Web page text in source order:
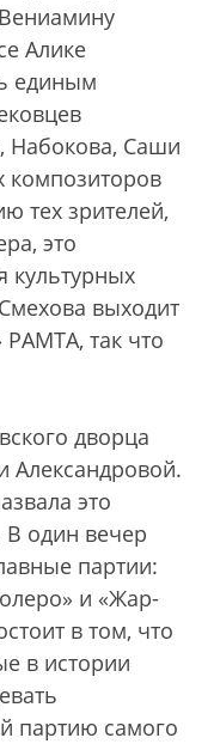
Алике
единым
Набокова, Саши
композиторов
тех зрителей,
это
культурных
выходит
РАМТА, так что
дворца
это
В один вечер
партии:
и «Жар-
в том, что
в истории
партию самого